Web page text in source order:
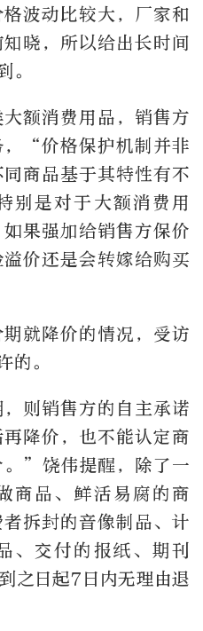
波动比较大，厂家和
晓，所以给出长时间
。
额消费用品，销售方
，“价格保护机制并非
商品基于其特性有不
别是对于大额消费用
果强加给销售方保价
价还是会转嫁给购买
就降价的情况，受访
的。
则销售方的自主承诺
降价，也不能认定商
。”饶伟提醒，除了一
商品、鲜活易腐的商
拆封的音像制品、计
、交付的报纸、期刊
之日起7日内无理由退